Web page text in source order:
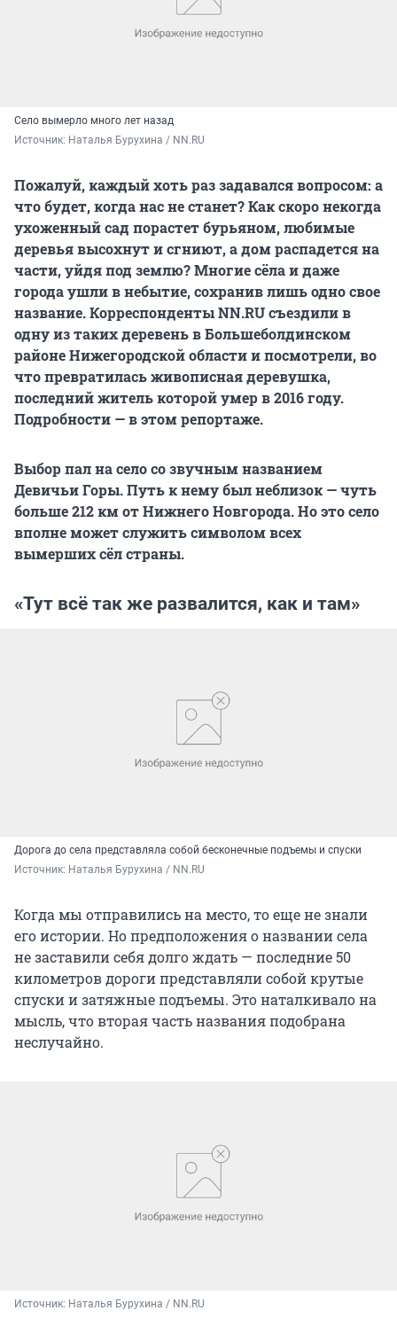
Село вымерло много лет назад
Источник: Наталья Бурухина / NN.RU
Пожалуй, каждый хоть раз задавался вопросом: а
что будет, когда нас не станет? Как скоро некогда
ухоженный сад порастет бурьяном, любимые
деревья высохнут и сгниют, а дом распадется на
части, уйдя под землю? Многие сёла и даже
города ушли в небытие, сохранив лишь одно свое
название. Корреспонденты NN.RU съездили в
одну из таких деревень в Большеболдинском
районе Нижегородской области и посмотрели, во
что превратилась живописная деревушка,
последний житель которой умер в 2016 году.
Подробности — в этом репортаже.
Выбор пал на село со звучным названием
Девичьи Горы. Путь к нему был неблизок — чуть
больше 212 км от Нижнего Новгорода. Но это село
вполне может служить символом всех
вымерших сёл страны.
«Тут всё так же развалится, как и там»
Дорога до села представляла собой бесконечные подъемы и спуски
Источник: Наталья Бурухина / NN.RU
Когда мы отправились на место, то еще не знали
его истории. Но предположения о названии села
не заставили себя долго ждать — последние 50
километров дороги представляли собой крутые
спуски и затяжные подъемы. Это наталкивало на
мысль, что вторая часть названия подобрана
неслучайно.
Источник: Наталья Бурухина / NN.RU